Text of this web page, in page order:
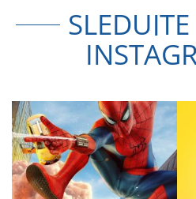
á
d
a
c
r
k
y
v
ý
p